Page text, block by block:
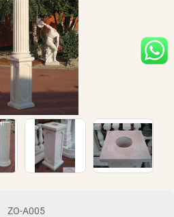
ZO-A005